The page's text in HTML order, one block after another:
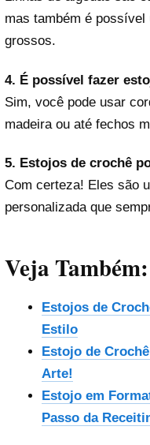
mas também é
grossos.
4. É possível fazer
Sim, você pode usar
madeira ou até fechos
5. Estojos de crochê
Com certeza! Eles são
personalizada que
Veja Também:
Estojos de
Estilo
Estojo de
Arte!
Estojo em
Passo da